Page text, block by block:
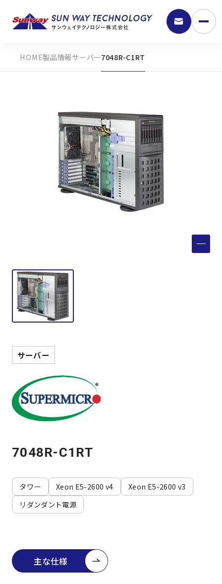
9:30 - 18:00
よくある質問
サービス
サポート
会社案内
製品情報サーバー7048R-C1RT
サーバー
7048R-C1RT
タワー Xeon E5-2600 v4
Xeon E5-2600 v3
リダンダント電源
主な仕様